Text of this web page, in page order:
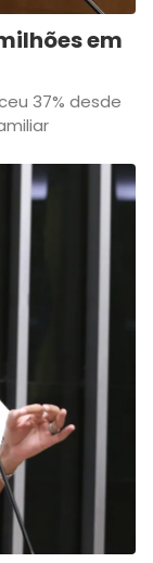
em
37% desde